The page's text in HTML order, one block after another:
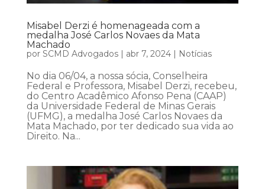
Misabel Derzi é homenageada com a
medalha José Carlos Novaes da Mata
Machado
por SCMD Advogados| abr 7, 2024| Notícias
No dia 06/04, a nossa sócia, Conselheira
Federal e Professora, Misabel Derzi, recebeu,
do Centro Acadêmico Afonso Pena (CAAP)
da Universidade Federal de Minas Gerais
(UFMG), a medalha José Carlos Novaes da
Mata Machado, por ter dedicado sua vida ao
Direito. Na...